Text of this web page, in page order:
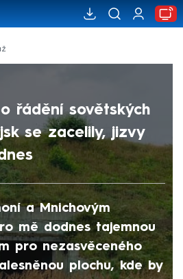
řádění sovětských
se zacelily, jizvy
a Mnichovým
mě dodnes tajemnou
pro nezasvěceného
plochu, kde by